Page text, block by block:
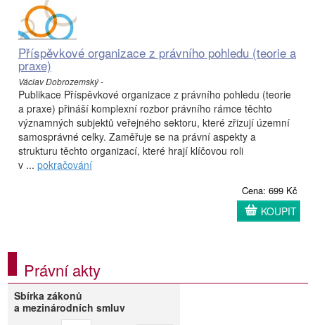
Příspěvkové organizace z právního pohledu (teorie a
praxe)
Václav Dobrozemský -
Publikace Příspěvkové organizace z právního pohledu (teorie
a praxe) přináší komplexní rozbor právního rámce těchto
významných subjektů veřejného sektoru, které zřizují územní
samosprávné celky. Zaměřuje se na právní aspekty a
strukturu těchto organizací, které hrají klíčovou roli
v ... pokračování
Cena: 699 Kč
KOUPIT
Právní akty
Sbírka zákonů
a mezinárodních smluv